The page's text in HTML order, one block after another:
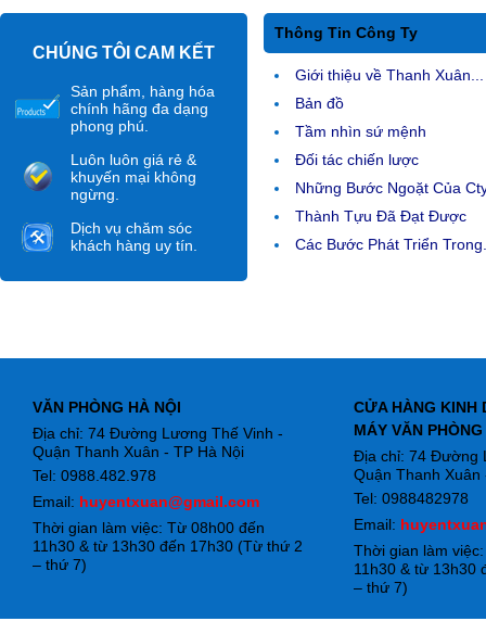
CHÚNG TÔI CAM KẾT
Sản phẩm, hàng hóa
chính hãng đa dạng
phong phú.
Luôn luôn giá rẻ &
khuyến mại không
ngừng.
Dịch vụ chăm sóc
khách hàng uy tín.
Thông Tin Công Ty
Giới thiệu về Thanh Xuân...
Bản đồ
Tầm nhìn sứ mệnh
Đối tác chiến lược
Những Bước Ngoặt Của
Thành Tựu Đã Đạt Được
Các Bước Phát Triển
VĂN PHÒNG HÀ NỘI
Địa chỉ: 74 Đường Lương Thế Vinh -
Quận Thanh Xuân - TP Hà Nội
Tel: 0988.482.978
Email: huyentxuan@gmail.com
Thời gian làm việc: Từ 08h00 đến
11h30 & từ 13h30 đến 17h30 (Từ thứ 2
– thứ 7)
CỬA HÀNG KINH
MÁY VĂN PHÒNG
Địa chỉ: 74 Đường
Quận Thanh Xuân
Tel: 0988482978
Email:
Thời gian làm
11h30 & từ 13h30
– thứ 7)